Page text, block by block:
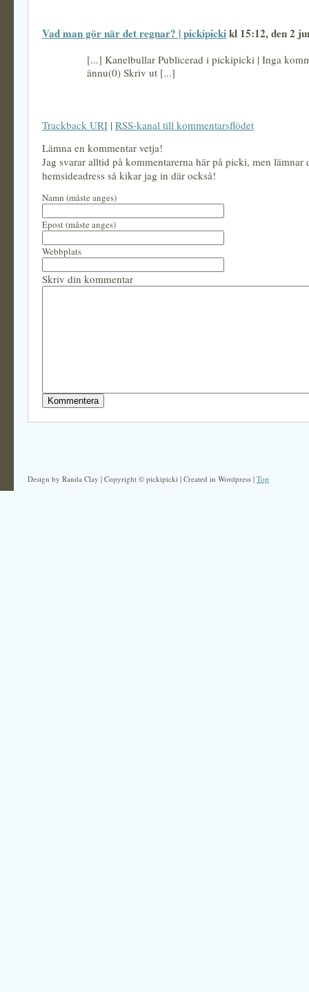
Vad man gör när det regnar? | pickipickikl 15:12, den 2
[...] Kanelbullar Publicerad i pickipicki | Inga
ännu(0) Skriv ut [...]
Trackback URI | RSS-kanal till kommentarsflödet
Lämna en kommentar vetja!
Jag svarar alltid på kommentarerna här på picki, men lämnar
hemsideadress så kikar jag in där också!
Namn (måste anges)
Epost (måste anges)
Webbplats
Skriv din kommentar
Design by Randa Clay | Copyright © pickipicki | Created in Wordpress | Top